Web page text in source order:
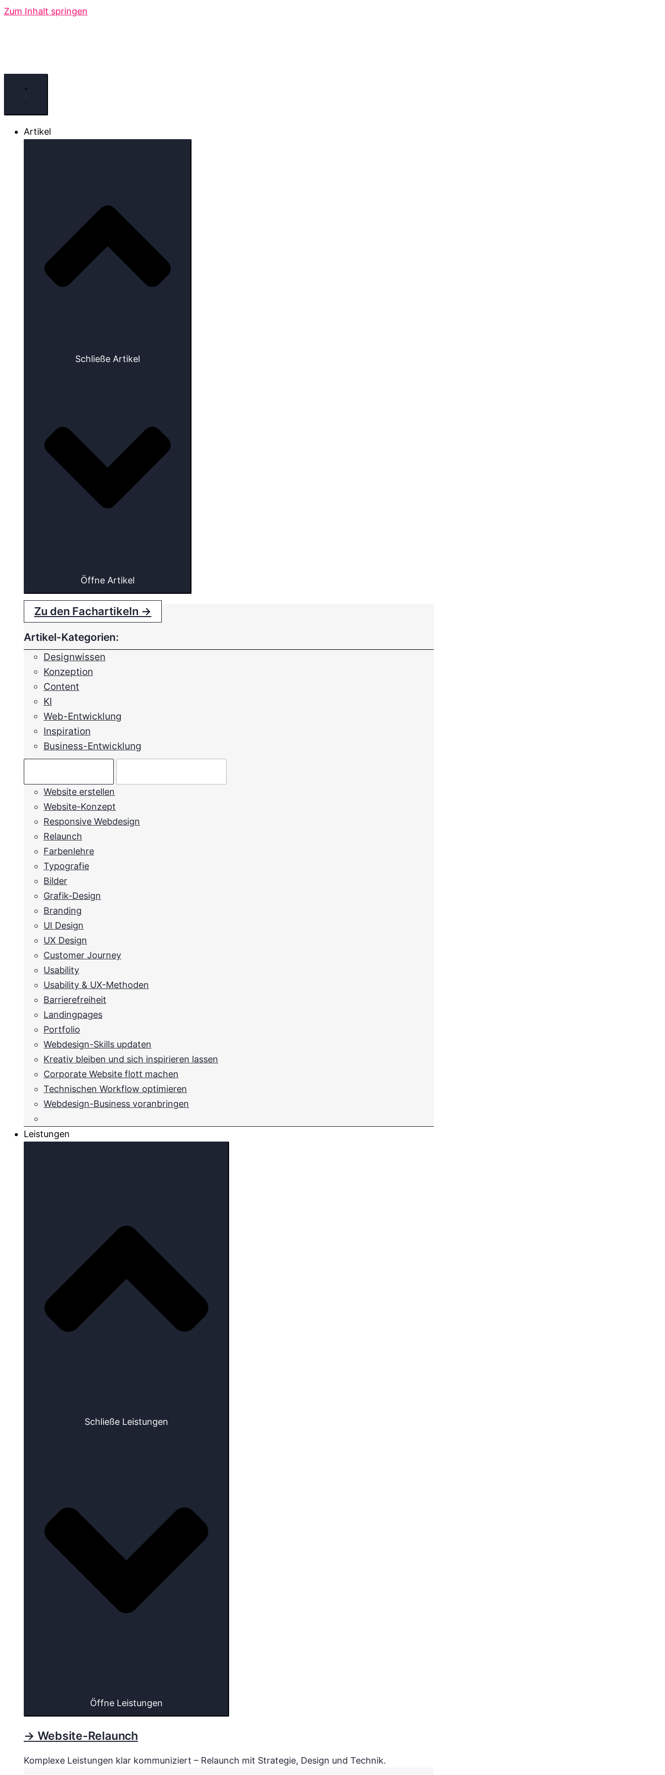
Zum Inhalt springen
Artikel
Schließe Artikel
Öffne Artikel
Zu den Fachartikeln →
Artikel-Kategorien:
Designwissen
Konzeption
Content
KI
Web-Entwicklung
Inspiration
Business-Entwicklung
Website erstellen
Website-Konzept
Responsive Webdesign
Relaunch
Farbenlehre
Typografie
Bilder
Grafik-Design
Branding
UI Design
UX Design
Customer Journey
Usability
Usability & UX-Methoden
Barrierefreiheit
Landingpages
Portfolio
Webdesign-Skills updaten
Kreativ bleiben und sich inspirieren lassen
Corporate Website flott machen
Technischen Workflow optimieren
Webdesign-Business voranbringen
Leistungen
Schließe Leistungen
Öffne Leistungen
→ Website-Relaunch
Komplexe Leistungen klar kommuniziert – Relaunch mit Strategie, Design und Technik.